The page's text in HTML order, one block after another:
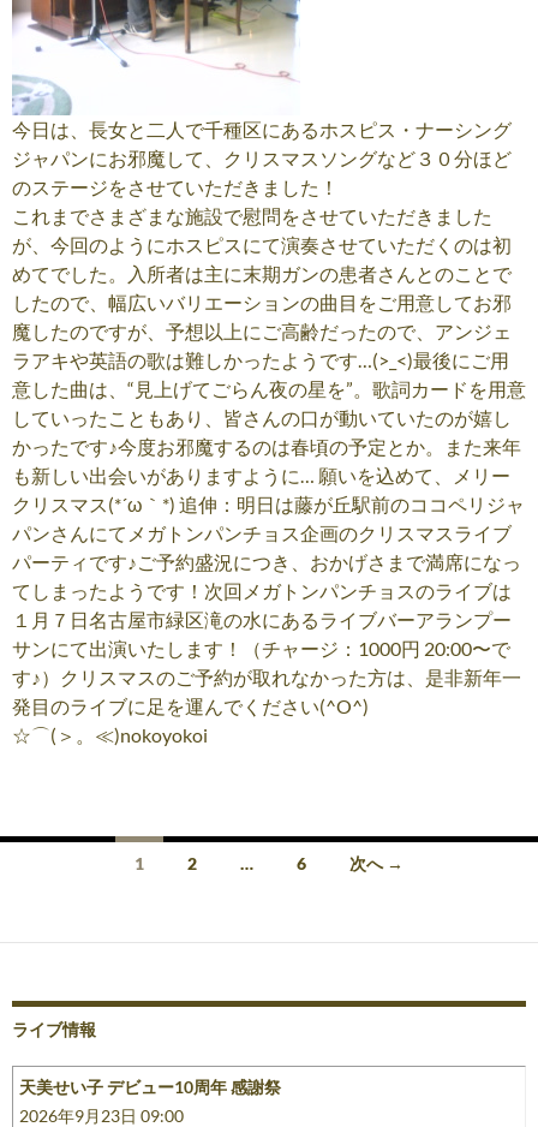
今日は、長女と二人で千種区にあるホスピス・ナーシング
ジャパンにお邪魔して、クリスマスソングなど３０分ほど
のステージをさせていただきました！
これまでさまざまな施設で慰問をさせていただきました
が、今回のようにホスピスにて演奏させていただくのは初
めてでした。入所者は主に末期ガンの患者さんとのことで
したので、幅広いバリエーションの曲目をご用意してお邪
魔したのですが、予想以上にご高齢だったので、アンジェ
ラアキや英語の歌は難しかったようです…(>_<)最後にご用
意した曲は、“見上げてごらん夜の星を”。歌詞カードを用意
していったこともあり、皆さんの口が動いていたのが嬉し
かったです♪今度お邪魔するのは春頃の予定とか。また来年
も新しい出会いがありますように… 願いを込めて、メリー
クリスマス(*´ω｀*) 追伸：明日は藤が丘駅前のココペリジャ
パンさんにてメガトンパンチョス企画のクリスマスライブ
パーティです♪ご予約盛況につき、おかげさまで満席になっ
てしまったようです！次回メガトンパンチョスのライブは
１月７日名古屋市緑区滝の水にあるライブバーアランプー
サンにて出演いたします！（チャージ：1000円 20:00〜で
す♪）クリスマスのご予約が取れなかった方は、是非新年一
発目のライブに足を運んでください(^O^)
☆⌒(＞。≪)nokoyokoi
ナ
ゲ
ー
シ
1 2 … 6 次へ →
ライブ情報
天美せい子 デビュー10周年 感謝祭
2026年9月23日 09:00